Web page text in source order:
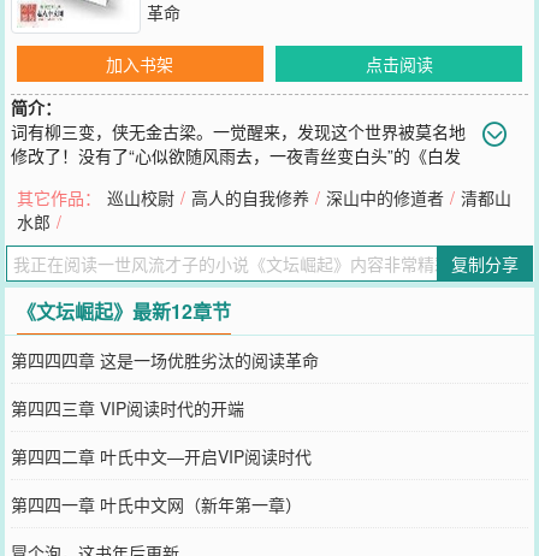
革命
加入书架
点击阅读
简介：
词有柳三变，侠无金古梁。一觉醒来，发现这个世界被莫名地
修改了！没有了“心似欲随风雨去，一夜青丝变白头”的《白发
更没有“飞雪连天射白鹿，笑书神侠倚碧鸳”铸造的传奇：还记得那当
年的灵儿吗？——《仙剑奇侠传》还记得当年的紫霞仙子吗？——
《大话西游》还记得当年的那些经典吗？——《仙剑奇侠传》、《白
发魔女传》，《神雕侠侣》，本书将带领各位重温经典小说和电影歌
曲！敬请期待！（作者有百万字vip作品一本，不用担心太监，放心收
藏，推荐，谢谢）
您要是觉得《 文坛崛起》还不错的话请不要忘记向您QQ群和微博微信
里的朋友推荐哦！
其它作品： 巡山校尉 / 高人的自我修养 / 深山中的修道者 / 清都山
水郎 /
复制分享
《文坛崛起》最新12章节
第四四四章 这是一场优胜劣汰的阅读革命
第四四三章 VIP阅读时代的开端
第四四二章 叶氏中文—开启VIP阅读时代
第四四一章 叶氏中文网（新年第一章）